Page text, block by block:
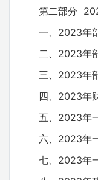
第二部分
一、2023年部
二、2023年部
三、2023年部
四、2023年财
五、2023年一
六、2023年一
七、2023年一